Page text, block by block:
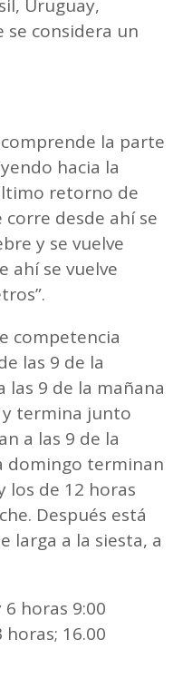
Uruguay,
se considera un
la parte
hacia la
retorno de
corre desde ahí se
y se vuelve
ahí se vuelve
competencia
las 9 de la
las 9 de la mañana
termina junto
a las 9 de la
domingo terminan
los de 12 horas
Después está
larga a la siesta, a
horas 9:00
16.00